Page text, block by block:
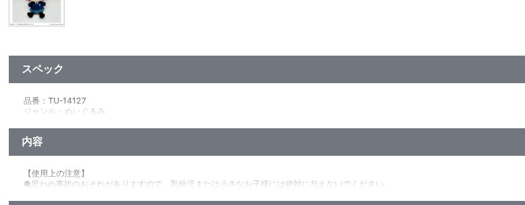
スペック
品番：TU-14127
ジャンル：ぬいぐるみ
生産エリア：中国
内容
【使用上の注意】
●思わぬ事故のおそれがありますので、乳幼児または小さなお子様には絶対に与えないでください。